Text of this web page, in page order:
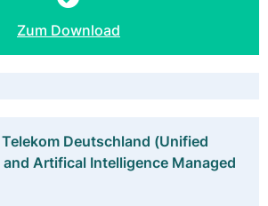
Zum Download
Deutschland (Unified
Artifical Intelligence Managed